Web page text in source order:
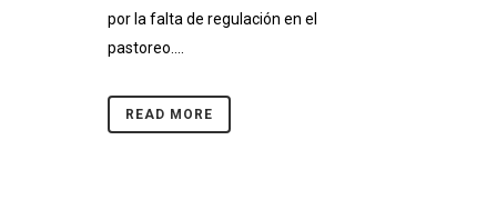
por la falta de regulación en el
pastoreo....
READ MORE